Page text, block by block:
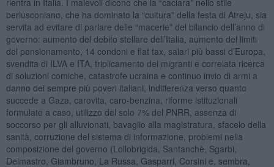
berlusconiano, che ha dominato la “cultura” della festa di Atreju, sia
servita ad evitare di parlare delle “macerie” del bilancio dell’anno di
governo: aumento del debito stellare dell’Italia, aumento dei limiti
del pensionamento, 14 condoni e flat tax, salari più bassi d’Europa,
svendita di ILVA e ITA, triplicamento dei migranti e correlata ricerca
di soluzioni comiche, catastrofe ucraina e continuo invio di armi a
danno dei sempre più poveri italiani, indifferenza verso quanto
succede a Gaza, carovita, caro-benzina, riforme istituzionali
formulate a caso, utilizzo del solo 7% del PNRR, assenza di
soccorso per gli alluvionati, bavaglio alla magistratura, sfacelo della
sanità, corruzione del sistema di informazione, problemi nella
composizione del governo (Lollobrigida, Santanchè, Sgarbi,
Delmastro, Giambruno, La Russa, Gasparri, Corsini e, sembra,